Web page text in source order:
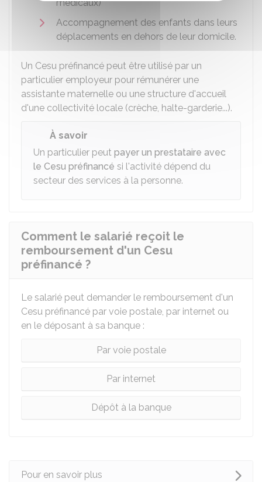
médicaux)
Accompagnement des enfants dans leurs
déplacements en dehors de leur domicile.
Un Cesu préfinancé peut être utilisé par un
particulier employeur pour rémunérer une
assistante maternelle ou une structure d'accueil
d'une collectivité locale (crèche, halte-garderie...).
À savoir
Un particulier peut payer un prestataire avec
le Cesu préfinancé si l'activité dépend du
secteur des services à la personne.
Comment le salarié reçoit le
remboursement d'un Cesu
préfinancé ?
Le salarié peut demander le remboursement d'un
Cesu préfinancé par voie postale, par internet ou
en le déposant à sa banque :
Par voie postale
Par internet
Dépôt à la banque
Pour en savoir plus